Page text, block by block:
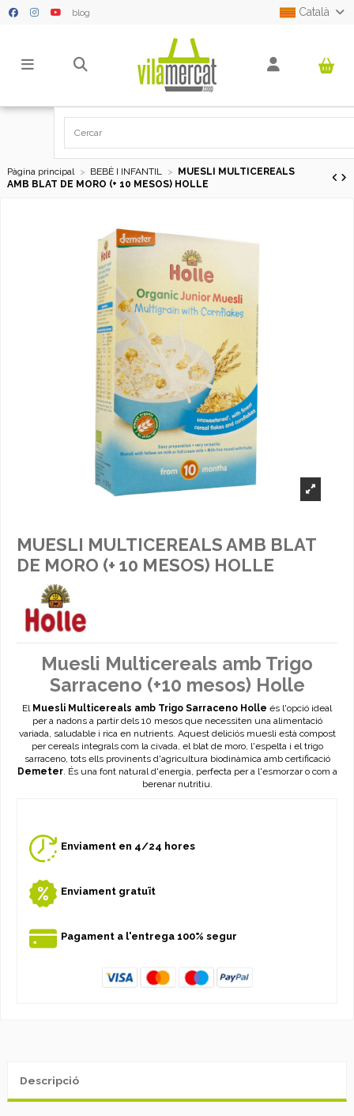
blog Català
Pàgina principal BEBÈ I INFANTIL
MUESLI MULTICEREALS
AMB BLAT DE MORO (+ 10 MESOS) HOLLE
MUESLI MULTICEREALS AMB BLAT
DE MORO (+ 10 MESOS) HOLLE
Muesli Multicereals amb Trigo
Sarraceno (+10 mesos) Holle
El Muesli Multicereals amb Trigo Sarraceno Holle és l'opció ideal
per a nadons a partir dels 10 mesos que necessiten una alimentació
variada, saludable i rica en nutrients. Aquest deliciós muesli està compost
per cereals integrals com la civada, el blat de moro, l'espelta i el trigo
sarraceno, tots ells provinents d'agricultura biodinàmica amb certificació
Demeter. És una font natural d'energia, perfecta per a l'esmorzar o com a
berenar nutritiu.
Enviament en 4/24 hores
Enviament gratuït
Pagament a l'entrega 100% segur
Descripció